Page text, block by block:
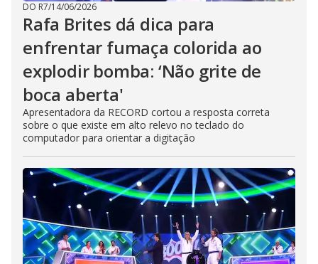
DO R7/14/06/2026
Rafa Brites dá dica para
enfrentar fumaça colorida ao
explodir bomba: ‘Não grite de
boca aberta'
Apresentadora da RECORD cortou a resposta correta
sobre o que existe em alto relevo no teclado do
computador para orientar a digitação